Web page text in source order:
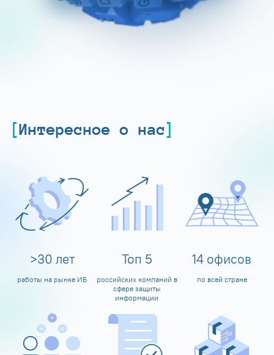
Интересное о нас
>30 лет
работы на рынке ИБ
Топ 5
российских компаний в
сфере защиты
информации
14 офисов
по всей стране